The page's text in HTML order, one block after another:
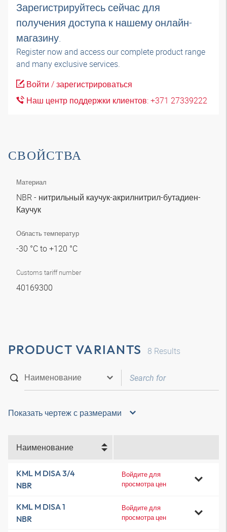
Зарегистрируйтесь сейчас для
получения доступа к нашему онлайн-
магазину.
Register now and access our complete product range
and many exclusive services.
Войти / зарегистрироваться
Наш центр поддержки клиентов: +371 27339222
СВОЙСТВА
Материал
NBR - нитрильный каучук-акрилнитрил-бутадиен-
Каучук
Область температур
-30 °C to +120 °C
Customs tariff number
40169300
PRODUCT VARIANTS 8 Results
Показать чертеж с размерами
Наименование
KML M DISA 3/4
NBR
Войдите для
просмотра цен
KML M DISA 1
NBR
Войдите для
просмотра цен